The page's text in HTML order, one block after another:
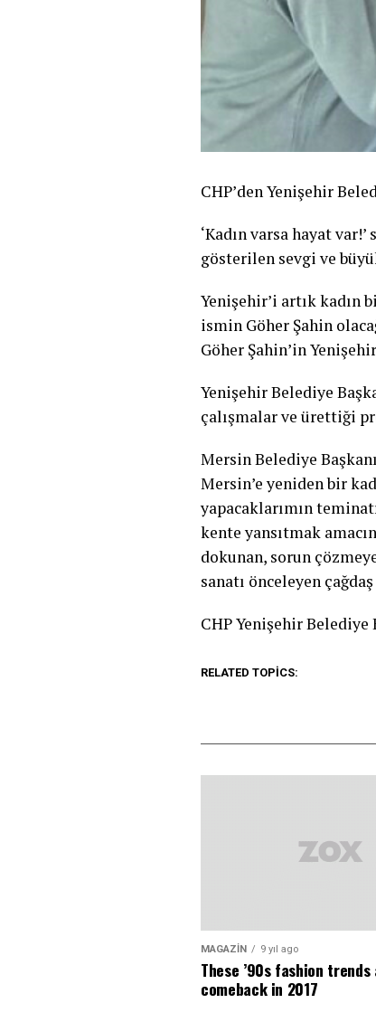
CHP’den Yenişehir
‘Kadın varsa hayat
gösterilen sevgi ve
Yenişehir’i artık kadın
ismin Göher Şahin
Göher Şahin’in
Yenişehir Belediye
çalışmalar ve ürettiği
Mersin Belediye
Mersin’e yeniden bir
yapacaklarımın
kente yansıtmak
dokunan, sorun
sanatı önceleyen
CHP Yenişehir Belediye
RELATED TOPICS:
MAGAZIN 9 yıl ago
These ’90s fashion
comeback in 2017